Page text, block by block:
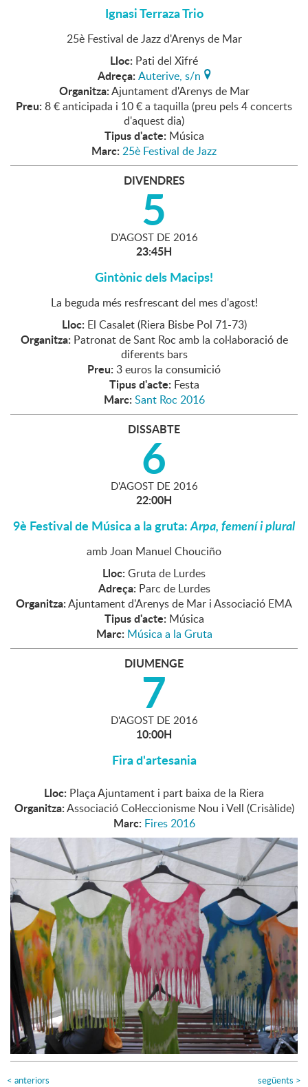
Ignasi Terraza Trio
25è Festival de Jazz d'Arenys de Mar
Lloc: Pati del Xifré
Adreça: Auterive, s/n
Organitza:Ajuntament d'Arenys de Mar
Preu: 8 € anticipada i 10 € a taquilla (preu pels 4 concerts
d'aquest dia)
Tipus d'acte: Música
Marc: 25è Festival de Jazz
DIVENDRES
5
D'AGOST DE 2016
23:45H
Gintònic dels Macips!
La beguda més resfrescant del mes d'agost!
Lloc: El Casalet (Riera Bisbe Pol 71-73)
Organitza: Patronat de Sant Roc amb la col·laboració de
diferents bars
Preu: 3 euros la consumició
Tipus d'acte: Festa
Marc: Sant Roc 2016
DISSABTE
6
D'AGOST DE 2016
22:00H
9è Festival de Música a la gruta:Arpa, femení i plural
amb Joan Manuel Chouciño
Lloc: Gruta de Lurdes
Adreça: Parc de Lurdes
Organitza:Ajuntament d'Arenys de Mar i Associació EMA
Tipus d'acte: Música
Marc: Música a la Gruta
DIUMENGE
7
D'AGOST DE 2016
10:00H
Fira d'artesania
Lloc: Plaça Ajuntament i part baixa de la Riera
Organitza:Associació Col·leccionisme Nou i Vell (Crisàlide)
Marc: Fires 2016
< anteriors següents >